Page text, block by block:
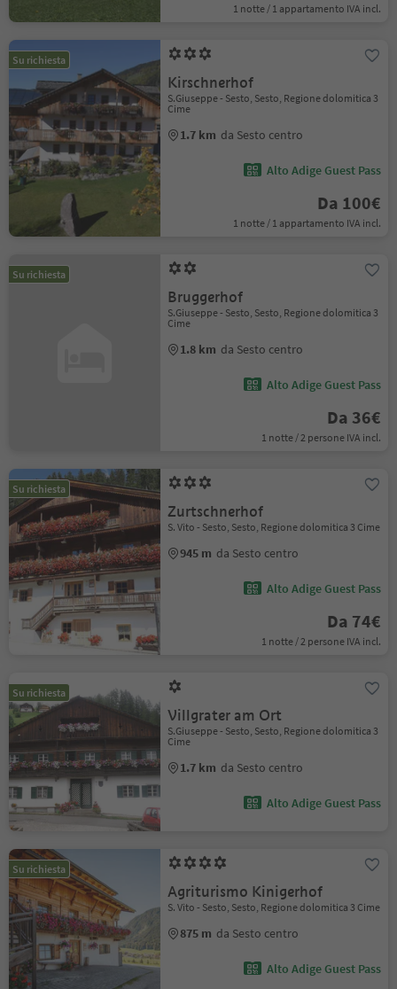
1 notte / 1 appartamento IVA incl.
Su richiesta
Kirschnerhof
S.Giuseppe - Sesto, Sesto, Regione dolomitica 3
Cime
1.7 km da Sesto centro
Alto Adige Guest Pass
Da 100€
1 notte / 1 appartamento IVA incl.
Su richiesta
Bruggerhof
S.Giuseppe - Sesto, Sesto, Regione dolomitica 3
Cime
1.8 km da Sesto centro
Alto Adige Guest Pass
Da 36€
1 notte / 2 persone IVA incl.
Su richiesta
Zurtschnerhof
S. Vito - Sesto, Sesto, Regione dolomitica 3 Cime
945 m da Sesto centro
Alto Adige Guest Pass
Da 74€
1 notte / 2 persone IVA incl.
Su richiesta
Villgrater am Ort
S.Giuseppe - Sesto, Sesto, Regione dolomitica 3
Cime
1.7 km da Sesto centro
Alto Adige Guest Pass
Su richiesta
Agriturismo Kinigerhof
S. Vito - Sesto, Sesto, Regione dolomitica 3 Cime
875 m da Sesto centro
Alto Adige Guest Pass